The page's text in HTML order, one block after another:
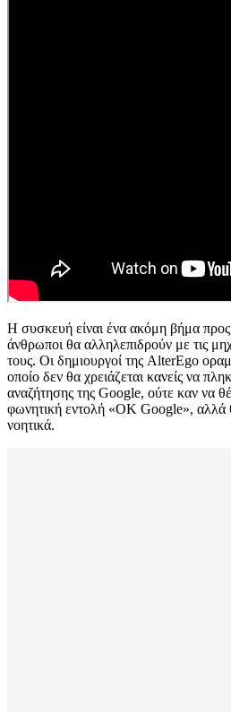
Η συσκευή είναι ένα ακόμη βήμα
άνθρωποι θα αλληλεπιδρούν με τις
τους. Οι δημιουργοί της AlterEgo
οποίο δεν θα χρειάζεται κανείς να
αναζήτησης της Google, ούτε καν να
φωνητική εντολή «OK Google», αλλά
νοητικά.